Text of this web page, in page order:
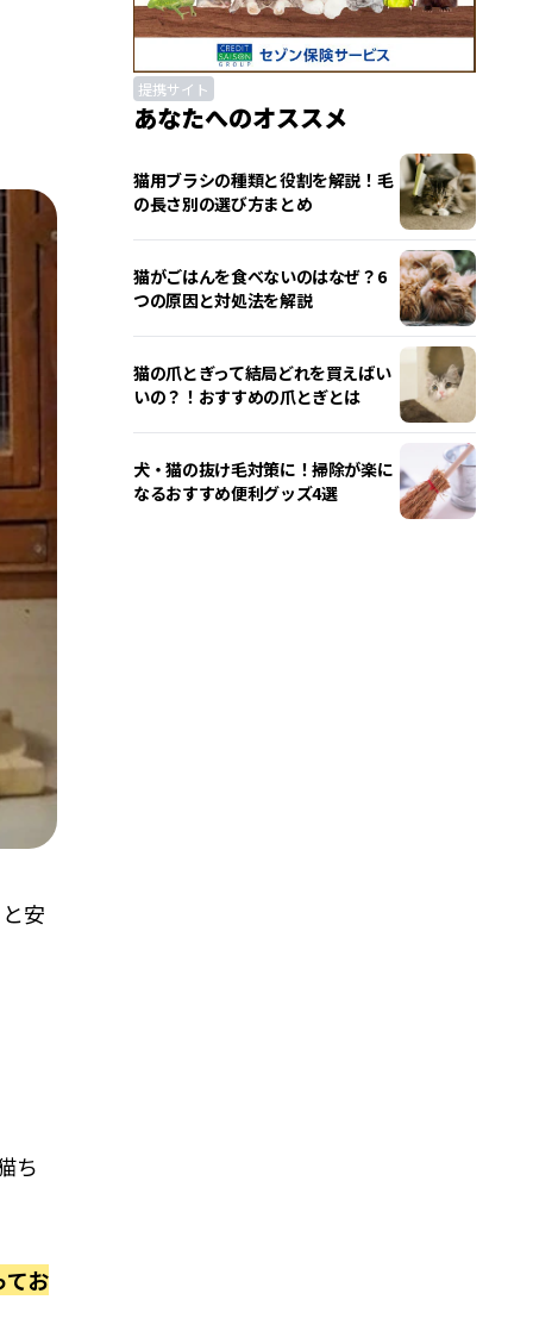
安
ち
てお
提携サイト
あなたへのオススメ
猫用ブラシの種類と役割を解説！毛
の長さ別の選び方まとめ
猫がごはんを食べないのはなぜ？6
つの原因と対処法を解説
猫の爪とぎって結局どれを買えばい
いの？！おすすめの爪とぎとは
犬・猫の抜け毛対策に！掃除が楽に
なるおすすめ便利グッズ4選